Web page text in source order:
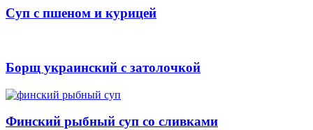
Суп с пшеном и курицей
Борщ украинский с затолочкой
Финский рыбный суп со сливками